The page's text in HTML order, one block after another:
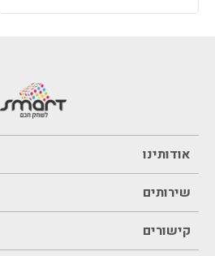
אודותינו
שירותים
קישורים